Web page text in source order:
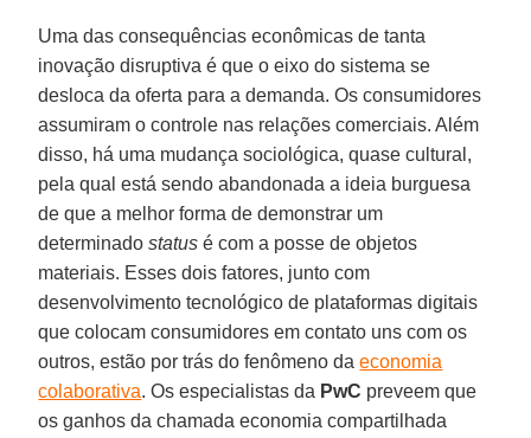
Uma das consequências econômicas de tanta
inovação disruptiva é que o eixo do sistema se
desloca da oferta para a demanda. Os consumidores
assumiram o controle nas relações comerciais. Além
disso, há uma mudança sociológica, quase cultural,
pela qual está sendo abandonada a ideia burguesa
de que a melhor forma de demonstrar um
determinadostatus é com a posse de objetos
materiais. Esses dois fatores, junto com
desenvolvimento tecnológico de plataformas digitais
que colocam consumidores em contato uns com os
outros, estão por trás do fenômeno daeconomia
colaborativa. Os especialistas da PwC preveem que
os ganhos da chamada economia compartilhada